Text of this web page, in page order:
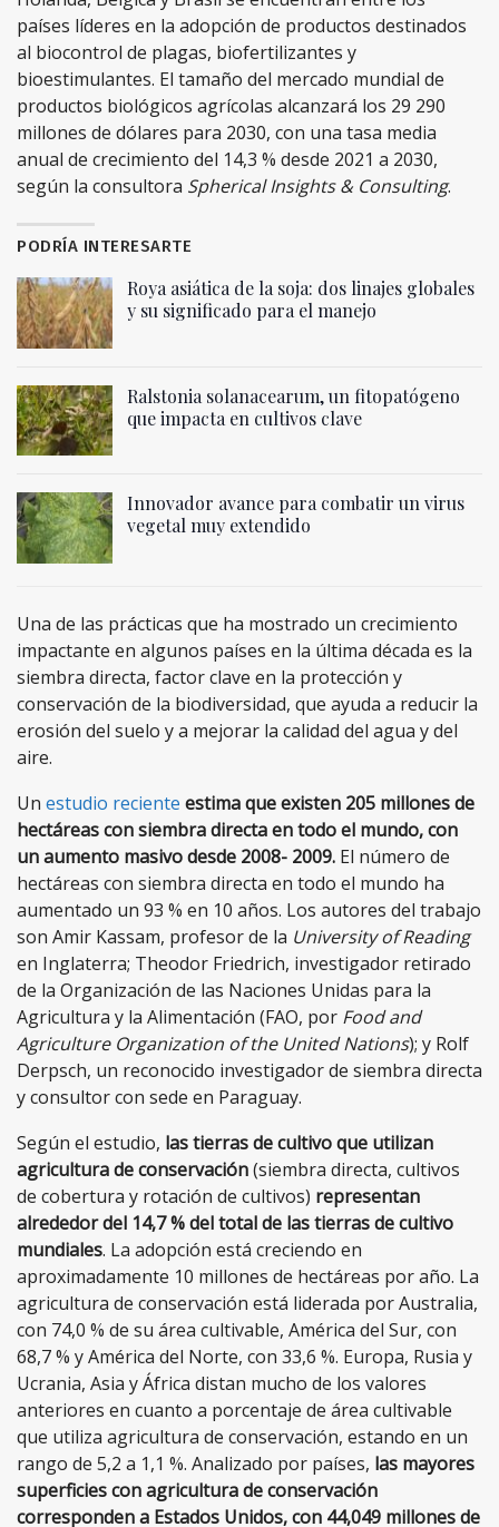
países líderes en la adopción de productos destinados
al biocontrol de plagas, biofertilizantes y
bioestimulantes. El tamaño del mercado mundial de
productos biológicos agrícolas alcanzará los 29 290
millones de dólares para 2030, con una tasa media
anual de crecimiento del 14,3 % desde 2021 a 2030,
según la consultora Spherical Insights & Consulting.
PODRÍA INTERESARTE
Roya asiática de la soja: dos linajes globales
y su significado para el manejo
Ralstonia solanacearum, un fitopatógeno
que impacta en cultivos clave
Innovador avance para combatir un virus
vegetal muy extendido
Una de las prácticas que ha mostrado un crecimiento
impactante en algunos países en la última década es la
siembra directa, factor clave en la protección y
conservación de la biodiversidad, que ayuda a reducir la
erosión del suelo y a mejorar la calidad del agua y del
aire.
Un estudio reciente estima que existen 205 millones de
hectáreas con siembra directa en todo el mundo, con
un aumento masivo desde 2008- 2009. El número de
hectáreas con siembra directa en todo el mundo ha
aumentado un 93 % en 10 años. Los autores del trabajo
son Amir Kassam, profesor de la University of Reading
en Inglaterra; Theodor Friedrich, investigador retirado
de la Organización de las Naciones Unidas para la
Agricultura y la Alimentación (FAO, por Food and
Agriculture Organization of the United Nations); y Rolf
Derpsch, un reconocido investigador de siembra directa
y consultor con sede en Paraguay.
Según el estudio, las tierras de cultivo que utilizan
agricultura de conservación(siembra directa, cultivos
de cobertura y rotación de cultivos) representan
alrededor del 14,7 % del total de las tierras de cultivo
mundiales. La adopción está creciendo en
aproximadamente 10 millones de hectáreas por año. La
agricultura de conservación está liderada por Australia,
con 74,0 % de su área cultivable, América del Sur, con
68,7 % y América del Norte, con 33,6 %. Europa, Rusia y
Ucrania, Asia y África distan mucho de los valores
anteriores en cuanto a porcentaje de área cultivable
que utiliza agricultura de conservación, estando en un
rango de 5,2 a 1,1 %. Analizado por países, las mayores
superficies con agricultura de conservación
corresponden a Estados Unidos, con 44,049 millones de